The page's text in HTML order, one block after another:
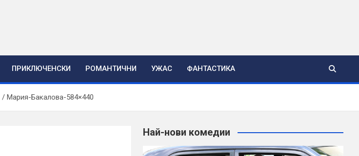
ПРИКЛЮЧЕНСКИ РОМАНТИЧНИ УЖАС ФАНТАСТИКА
Мария-Бакалова-584×440
Най-нови комедии